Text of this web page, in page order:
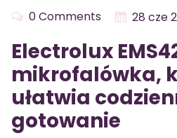
0 Comments 28 cze
Electrolux
mikrofalówka,
ułatwia
gotowanie